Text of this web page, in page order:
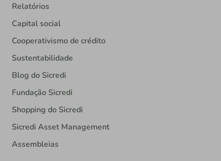
Relatórios
Capital social
Cooperativismo de crédito
Sustentabilidade
Blog do Sicredi
Fundação Sicredi
Shopping do Sicredi
Sicredi Asset Management
Assembleias